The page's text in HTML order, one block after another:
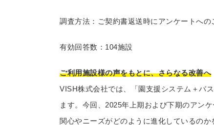
調査方法：ご契約書返送時にアンケートへの
有効回答数：104施設
ご利用施設様の声をもとに、さらなる改善へ
VISH株式会社では、「園支援システム＋バ
ます。今回、2025年上期および下期のアン
関心やニーズがどのように進化しているの